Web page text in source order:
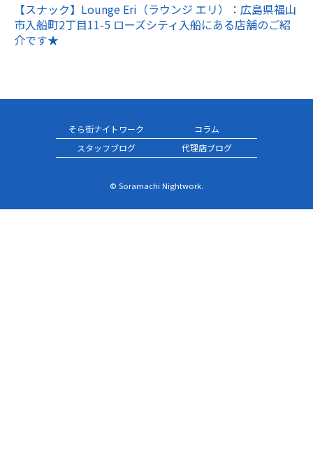
【スナック】Lounge Eri（ラウンジ エリ）：広島県福山
市入船町2丁目11-5 ローズシティ入船にある店舗のご紹
介です★
そら街ナイトワーク
コラム
スタッフブログ
代理店ブログ
© Soramachi Nightwork.